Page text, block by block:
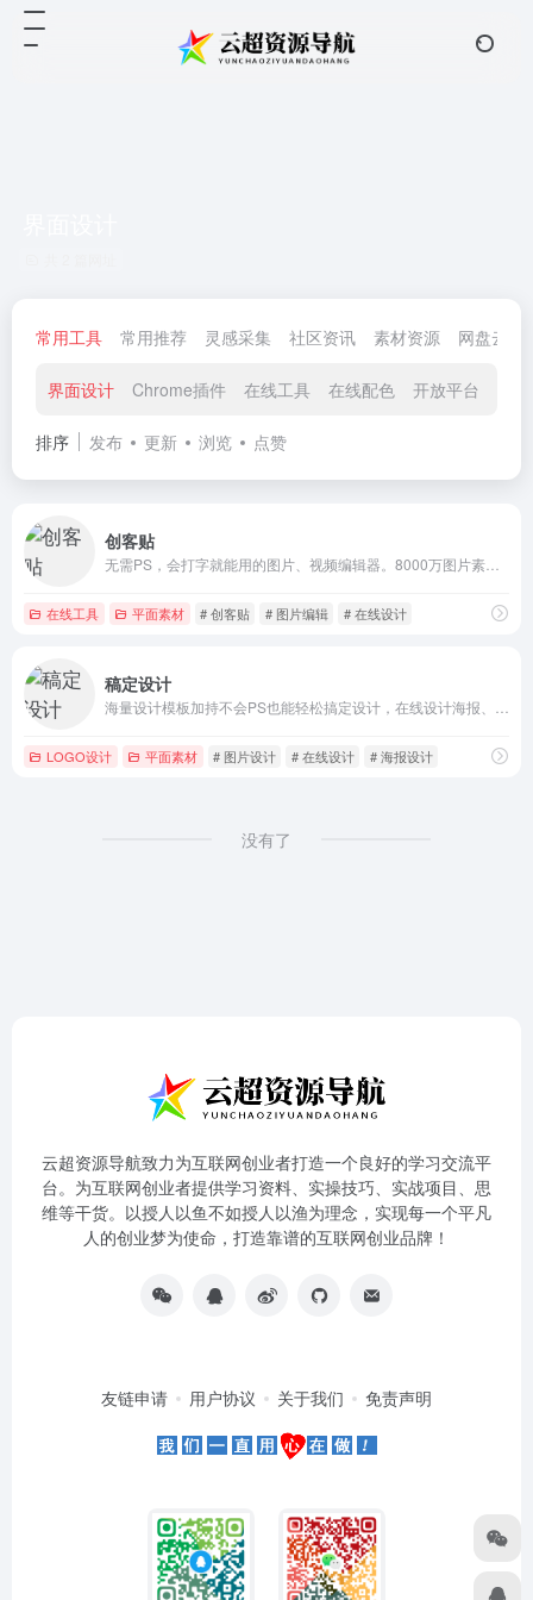
常用工具 常用推荐 灵感采集 社区资讯 素材资源 网盘云储
界面设计 Chrome插件 在线工具 在线配色 开放平台
排序 发布 更新 浏览 点赞
创客贴
在线工具 平面素材 # 创客贴 # 图片编辑 # 在线设计
稿定设计
LOGO设计 平面素材 # 图片设计 # 在线设计 # 海报设计
没有了
云超资源导航致力为互联网创业者打造一个良好的学习交流平
台。为互联网创业者提供学习资料、实操技巧、实战项目、思
维等干货。以授人以鱼不如授人以渔为理念，实现每一个平凡
人的创业梦为使命，打造靠谱的互联网创业品牌！
友链申请 用户协议 关于我们 免责声明